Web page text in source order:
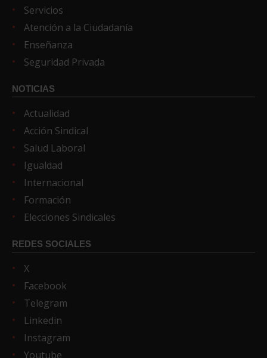
Servicios
Atención a la Ciudadanía
Enseñanza
Seguridad Privada
NOTICIAS
Actualidad
Acción Sindical
Salud Laboral
Igualdad
Internacional
Formación
Elecciones Sindicales
REDES SOCIALES
X
Facebook
Telegram
Linkedin
Instagram
Youtube